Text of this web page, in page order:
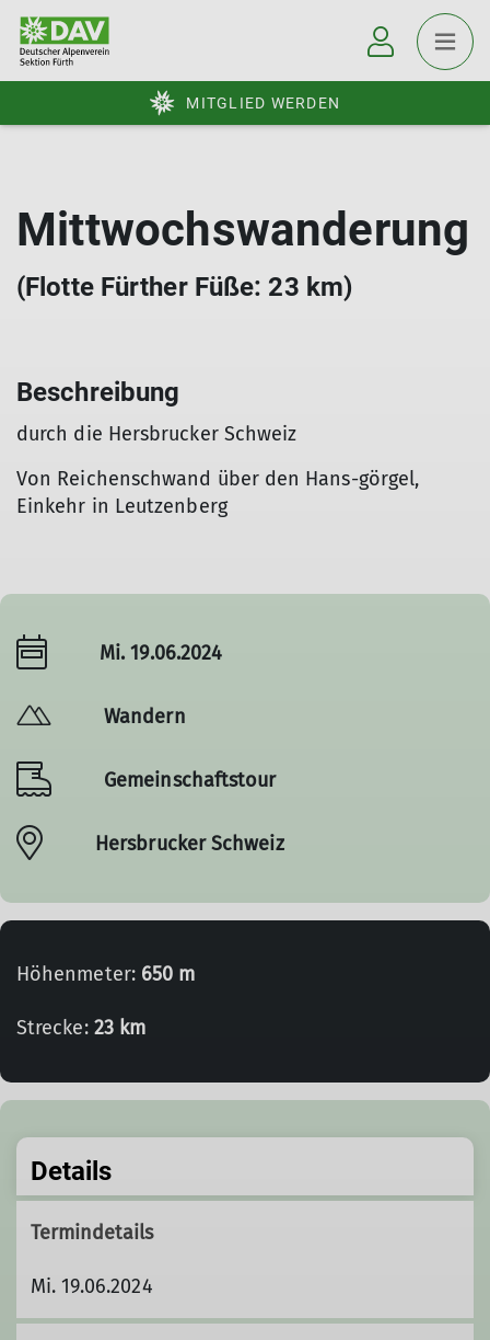
MITGLIED WERDEN
Mittwochswanderung
(Flotte Fürther Füße: 23 km)
Beschreibung
durch die Hersbrucker Schweiz
Von Reichenschwand über den Hans-görgel,
Einkehr in Leutzenberg
Mi. 19.06.2024
Wandern
Gemeinschaftstour
Hersbrucker Schweiz
Höhenmeter: 650 m
Strecke: 23 km
Details
Termindetails
Mi. 19.06.2024